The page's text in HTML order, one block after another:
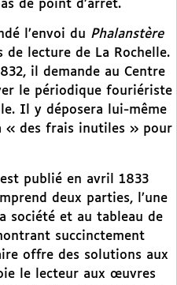
de point d’arrêt.
l’envoi du Phalanstère
de lecture de La Rochelle.
il demande au Centre
le périodique fouriériste
Il y déposera lui-même
« des frais inutiles » pour
publié en avril 1833
deux parties, l’une
société et au tableau de
succinctement
offre des solutions aux
le lecteur aux œuvres